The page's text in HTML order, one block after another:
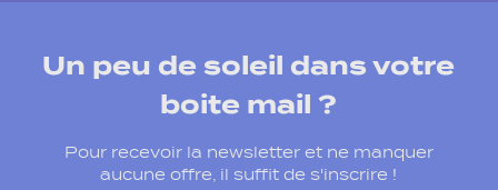
Un peu de soleil dans votre
boite mail ?
Pour recevoir la newsletter et ne manquer
aucune offre, il suffit de s'inscrire !